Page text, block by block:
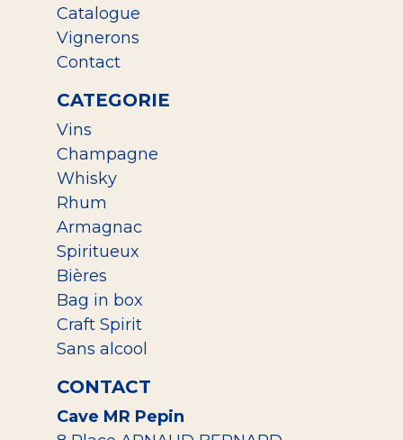
Catalogue
Vignerons
Contact
CATEGORIE
Vins
Champagne
Whisky
Rhum
Armagnac
Spiritueux
Bières
Bag in box
Craft Spirit
Sans alcool
CONTACT
Cave MR Pepin